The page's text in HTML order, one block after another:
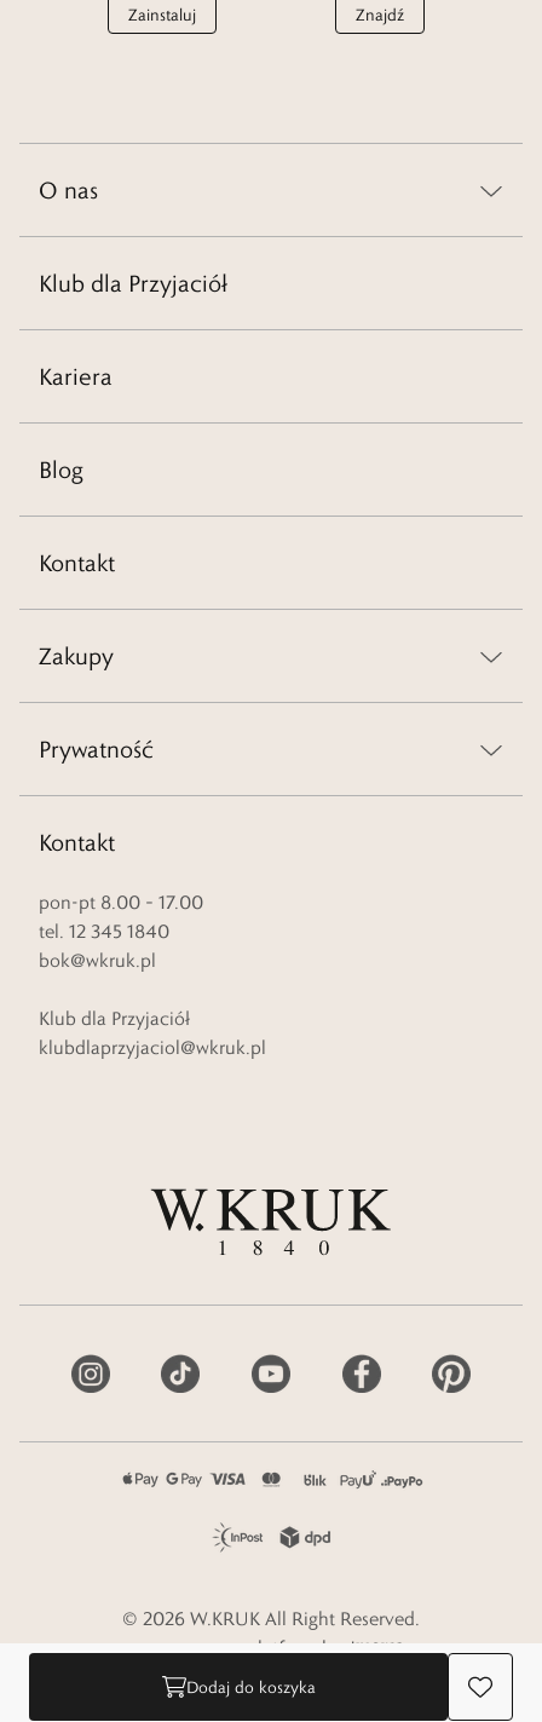
Dodaj do koszyka
Zainstaluj Znajdź
O nas
Klub dla Przyjaciół
Kariera
Blog
Kontakt
Zakupy
Prywatność
Kontakt
pon-pt 8.00 – 17.00
tel. 12 345 1840
bok@wkruk.pl
Klub dla Przyjaciół
klubdlaprzyjaciol@wkruk.pl
© 2026 W.KRUK All Right Reserved.
e-commerce platform by